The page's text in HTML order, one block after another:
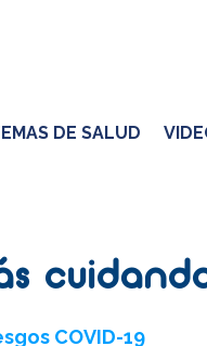
DE SALUD
COVID-19